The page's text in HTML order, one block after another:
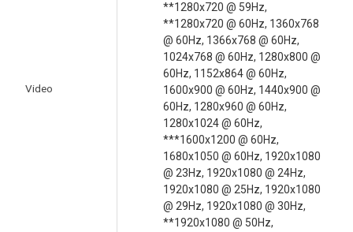
Video
**1280x720 @ 59Hz,
**1280x720 @ 60Hz, 1360x768
@ 60Hz, 1366x768 @ 60Hz,
1024x768 @ 60Hz, 1280x800 @
60Hz, 1152x864 @ 60Hz,
1600x900 @ 60Hz, 1440x900 @
60Hz, 1280x960 @ 60Hz,
1280x1024 @ 60Hz,
***1600x1200 @ 60Hz,
1680x1050 @ 60Hz, 1920x1080
@ 23Hz, 1920x1080 @ 24Hz,
1920x1080 @ 25Hz, 1920x1080
@ 29Hz, 1920x1080 @ 30Hz,
**1920x1080 @ 50Hz,